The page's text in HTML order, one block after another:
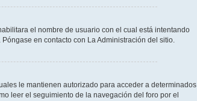
el nombre de usuario con el cual está intentando
en contacto con La Administración del sitio.
le mantienen autorizado para acceder a determinados
leer el seguimiento de la navegación del foro por el